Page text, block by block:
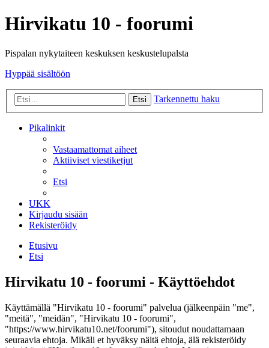
Hirvikatu 10 - foorumi
Pispalan nykytaiteen keskuksen keskustelupalsta
Hyppää sisältöön
Etsi Tarkennettu haku
Pikalinkit
Vastaamattomat aiheet
Aktiiviset viestiketjut
Etsi
UKK
Kirjaudu sisään
Rekisteröidy
Etusivu
Etsi
Hirvikatu 10 - foorumi - Käyttöehdot
Käyttämällä "Hirvikatu 10 - foorumi" palvelua (jälkeenpäin "me",
"meitä", "meidän", "Hirvikatu 10 - foorumi",
"https://www.hirvikatu10.net/foorumi"), sitoudut noudattamaan
seuraavia ehtoja. Mikäli et hyväksy näitä ehtoja, älä rekisteröidy